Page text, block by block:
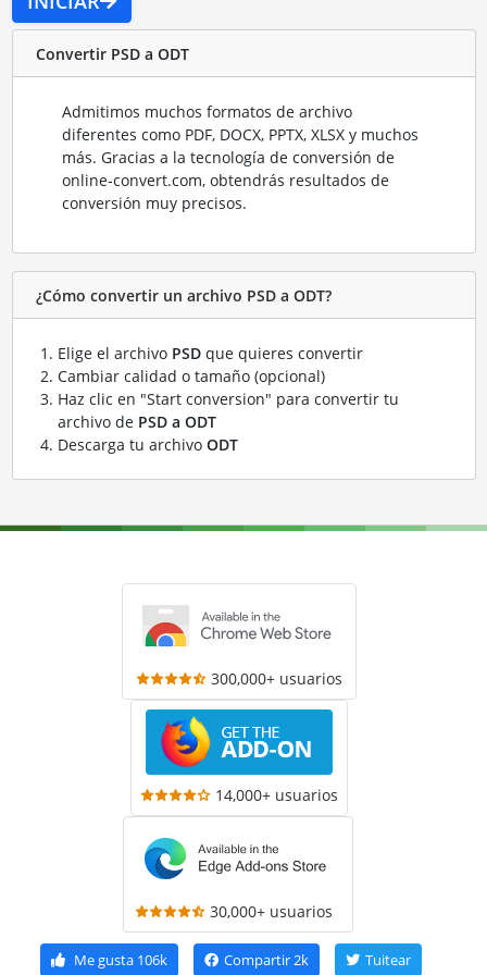
Convertir PSD a ODT
Admitimos muchos formatos de archivo
diferentes como PDF, DOCX, PPTX, XLSX y muchos
más. Gracias a la tecnología de conversión de
online-convert.com, obtendrás resultados de
conversión muy precisos.
¿Cómo convertir un archivo PSD a ODT?
Elige el archivo PSDque quieres convertir
Cambiar calidad o tamaño (opcional)
Haz clic en "Start conversion" para convertir tu
archivo de PSD a ODT
Descarga tu archivo ODT
300,000+ usuarios
14,000+ usuarios
30,000+ usuarios
Me gusta106k Compartir2k Tuitear